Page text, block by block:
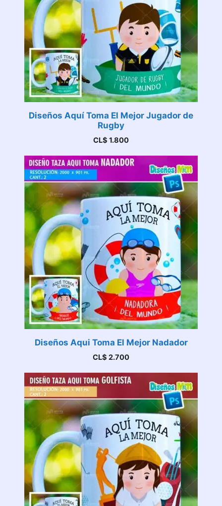
Diseños Aquí Toma El Mejor Jugador de
Rugby
CL$ 1.800
Diseños Aqui Toma El Mejor Nadador
CL$ 2.700